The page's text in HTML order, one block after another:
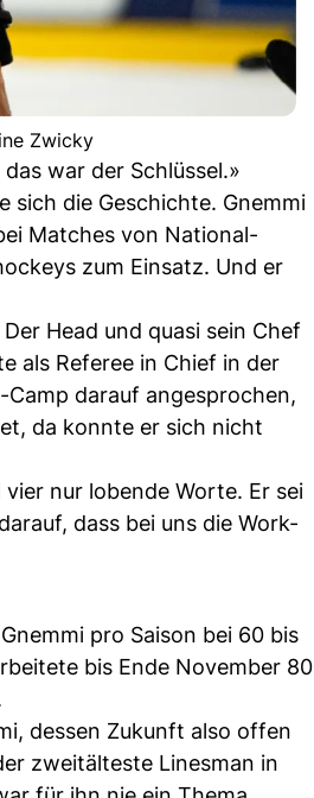
Zwicky
war der Schlüssel.»
sich die Geschichte. Gnemmi
Matches von National-
zum Einsatz. Und er
Head und quasi sein Chef
als Referee in Chief in der
Camp darauf angesprochen,
da konnte er sich nicht
nur lobende Worte. Er sei
dass bei uns die Work-
pro Saison bei 60 bis
bis Ende November 80
dessen Zukunft also offen
zweitälteste Linesman in